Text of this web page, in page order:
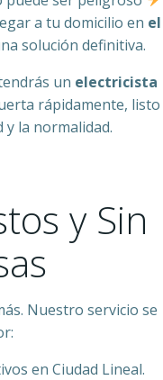
a tu domicilio en el
solución definitiva.
un electricista
rápidamente, listo
la normalidad.
y Sin
Nuestro servicio se
en Ciudad Lineal.